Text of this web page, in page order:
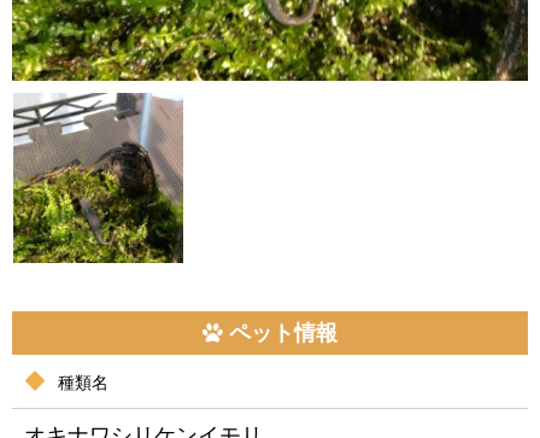
ペット情報
種類名